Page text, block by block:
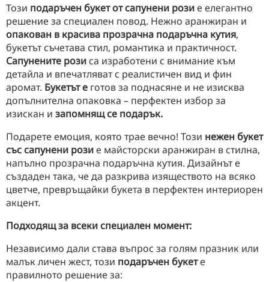
Този подаръчен букет от сапунени розие елегантно
решение за специален повод. Нежно аранжиран и
опакован в красива прозрачна подаръчна кутия,
букетът съчетава стил, романтика и практичност.
Сапунените розиса изработени с внимание към
детайла и впечатляват с реалистичен вид и фин
аромат. Букетът е готов за поднасяне и не изисква
допълнителна опаковка – перфектен избор за
изискан и запомнящ се подарък.
Подарете емоция, която трае вечно! Този нежен букет
със сапунени розие майсторски аранжиран в стилна,
напълно прозрачна подаръчна кутия. Дизайнът е
създаден така, че да разкрива изяществото на всяко
цветче, превръщайки букета в перфектен интериорен
акцент.
Подходящ за всеки специален момент:
Независимо дали става въпрос за голям празник или
малък личен жест, този подаръчен букете
правилното решение за: